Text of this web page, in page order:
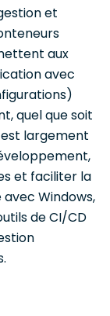
et
aux
avec
quel que soit
largement
et faciliter la
Windows,
de CI/CD